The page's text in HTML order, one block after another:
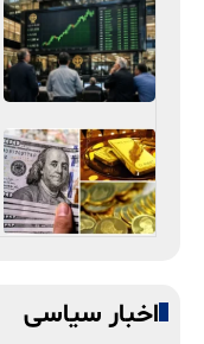
اخبار سیاسی